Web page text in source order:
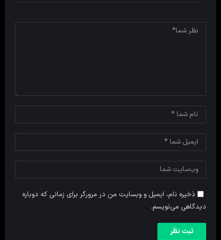
ذخیره نام، ایمیل و وبسایت من در مرورگر برای زمانی که دوباره
دیدگاهی می‌نویسم.